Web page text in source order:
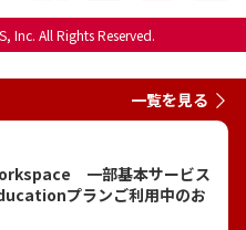
一部基本サービス
プランご利用中のお
一覧を見る
Inc. All Rights Reserved.